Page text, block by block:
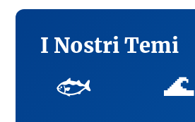
I Nostri Temi
🐟 🌊